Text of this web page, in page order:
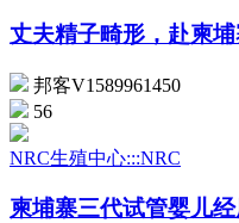
丈夫精子畸形，赴柬
邦客V1589961450
56
NRC生殖中心:::NRC
柬埔寨三代试管婴儿